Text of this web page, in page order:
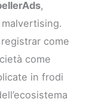
,
come
come
in frodi